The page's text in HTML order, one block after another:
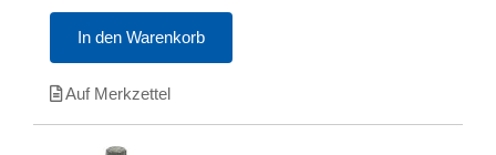
In den Warenkorb
Auf Merkzettel